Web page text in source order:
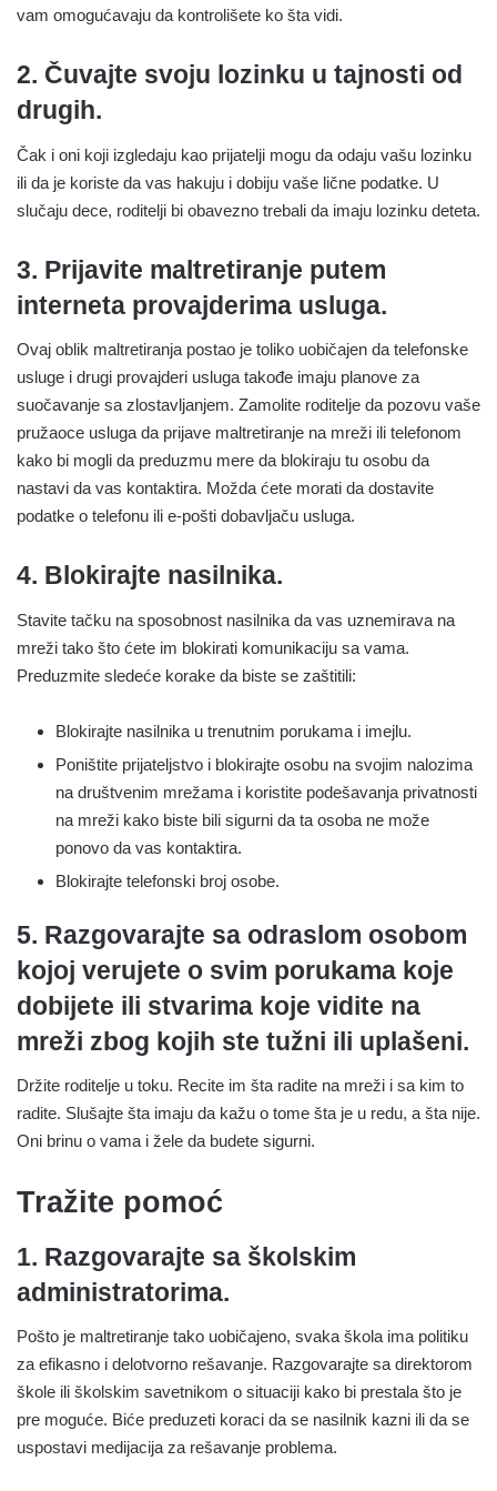
vam omogućavaju da kontrolišete ko šta vidi.
2. Čuvajte svoju lozinku u tajnosti od
drugih.
Čak i oni koji izgledaju kao prijatelji mogu da odaju vašu lozinku
ili da je koriste da vas hakuju i dobiju vaše lične podatke. U
slučaju dece, roditelji bi obavezno trebali da imaju lozinku deteta.
3. Prijavite maltretiranje putem
interneta provajderima usluga.
Ovaj oblik maltretiranja postao je toliko uobičajen da telefonske
usluge i drugi provajderi usluga takođe imaju planove za
suočavanje sa zlostavljanjem. Zamolite roditelje da pozovu vaše
pružaoce usluga da prijave maltretiranje na mreži ili telefonom
kako bi mogli da preduzmu mere da blokiraju tu osobu da
nastavi da vas kontaktira. Možda ćete morati da dostavite
podatke o telefonu ili e-pošti dobavljaču usluga.
4. Blokirajte nasilnika.
Stavite tačku na sposobnost nasilnika da vas uznemirava na
mreži tako što ćete im blokirati komunikaciju sa vama.
Preduzmite sledeće korake da biste se zaštitili:
Blokirajte nasilnika u trenutnim porukama i imejlu.
Poništite prijateljstvo i blokirajte osobu na svojim nalozima
na društvenim mrežama i koristite podešavanja privatnosti
na mreži kako biste bili sigurni da ta osoba ne može
ponovo da vas kontaktira.
Blokirajte telefonski broj osobe.
5. Razgovarajte sa odraslom osobom
kojoj verujete o svim porukama koje
dobijete ili stvarima koje vidite na
mreži zbog kojih ste tužni ili uplašeni.
Držite roditelje u toku. Recite im šta radite na mreži i sa kim to
radite. Slušajte šta imaju da kažu o tome šta je u redu, a šta nije.
Oni brinu o vama i žele da budete sigurni.
Tražite pomoć
1. Razgovarajte sa školskim
administratorima.
Pošto je maltretiranje tako uobičajeno, svaka škola ima politiku
za efikasno i delotvorno rešavanje. Razgovarajte sa direktorom
škole ili školskim savetnikom o situaciji kako bi prestala što je
pre moguće. Biće preduzeti koraci da se nasilnik kazni ili da se
uspostavi medijacija za rešavanje problema.